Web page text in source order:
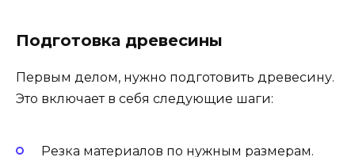
Подготовка древесины
Первым делом, нужно подготовить древесину.
Это включает в себя следующие шаги:
Резка материалов по нужным размерам.